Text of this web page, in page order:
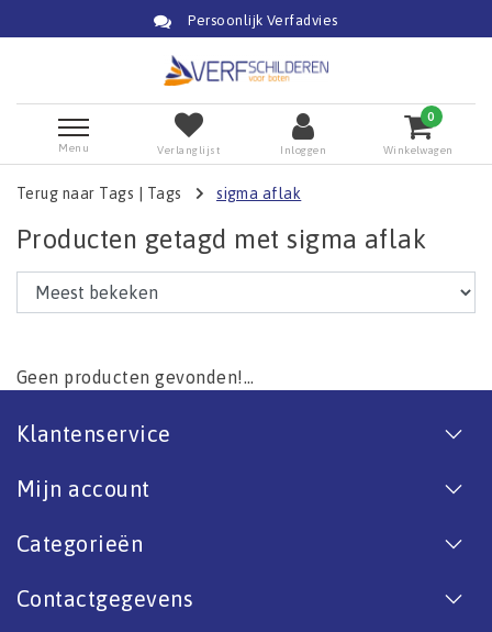
Persoonlijk Verfadvies
Menu Verlanglijst Inloggen
0
Winkelwagen
Terug naar Tags Tags sigma aflak
Producten getagd met sigma aflak
Geen producten gevonden!...
Klantenservice
Mijn account
Categorieën
Contactgegevens